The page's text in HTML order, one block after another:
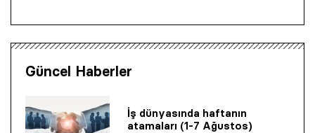
Güncel Haberler
İş dünyasında haftanın
atamaları (1-7 Ağustos)